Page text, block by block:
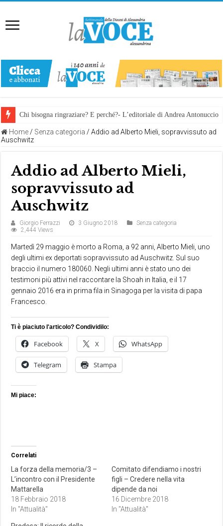
Chi bisogna ringraziare? E perché?- L’editoriale di Andrea Antonuccio
Home / Senza categoria / Addio ad Alberto Mieli, sopravvissuto ad
Auschwitz
Addio ad Alberto Mieli,
sopravvissuto ad
Auschwitz
Giorgio Ferrazzi 3 Giugno 2018
Senza categoria
2,444 Views
Martedì 29 maggio è morto a Roma, a 92 anni, Alberto Mieli, uno
degli ultimi ex deportati sopravvissuto ad Auschwitz. Sul suo
braccio il numero 180060. Negli ultimi anni è stato uno dei
testimoni più attivi nel raccontare la Shoah in Italia, e il 17
gennaio 2016 era in prima fila in Sinagoga per la visita di papa
Francesco.
Ti è piaciuto l'articolo? Condividilo:
Facebook X WhatsApp
Telegram Stampa
Mi piace:
Correlati
La forza della memoria/3 –
L’incontro con il Presidente
Mattarella
18 Febbraio 2018
In "Attualità"
Comitato difendiamo i nostri
figli – Credere nella vita
dipende da noi
16 Dicembre 2018
In "Attualità"